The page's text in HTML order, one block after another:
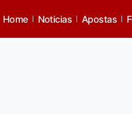
Home Noticias Apostas